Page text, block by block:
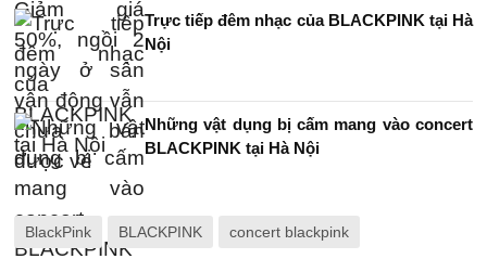
Trực tiếp đêm nhạc của BLACKPINK tại Hà
Nội
Những vật dụng bị cấm mang vào concert
BLACKPINK tại Hà Nội
BlackPink BLACKPINK concert blackpink